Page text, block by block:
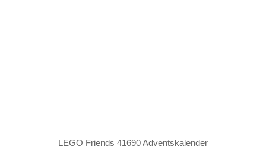
LEGO Friends 41690 Adventskalender